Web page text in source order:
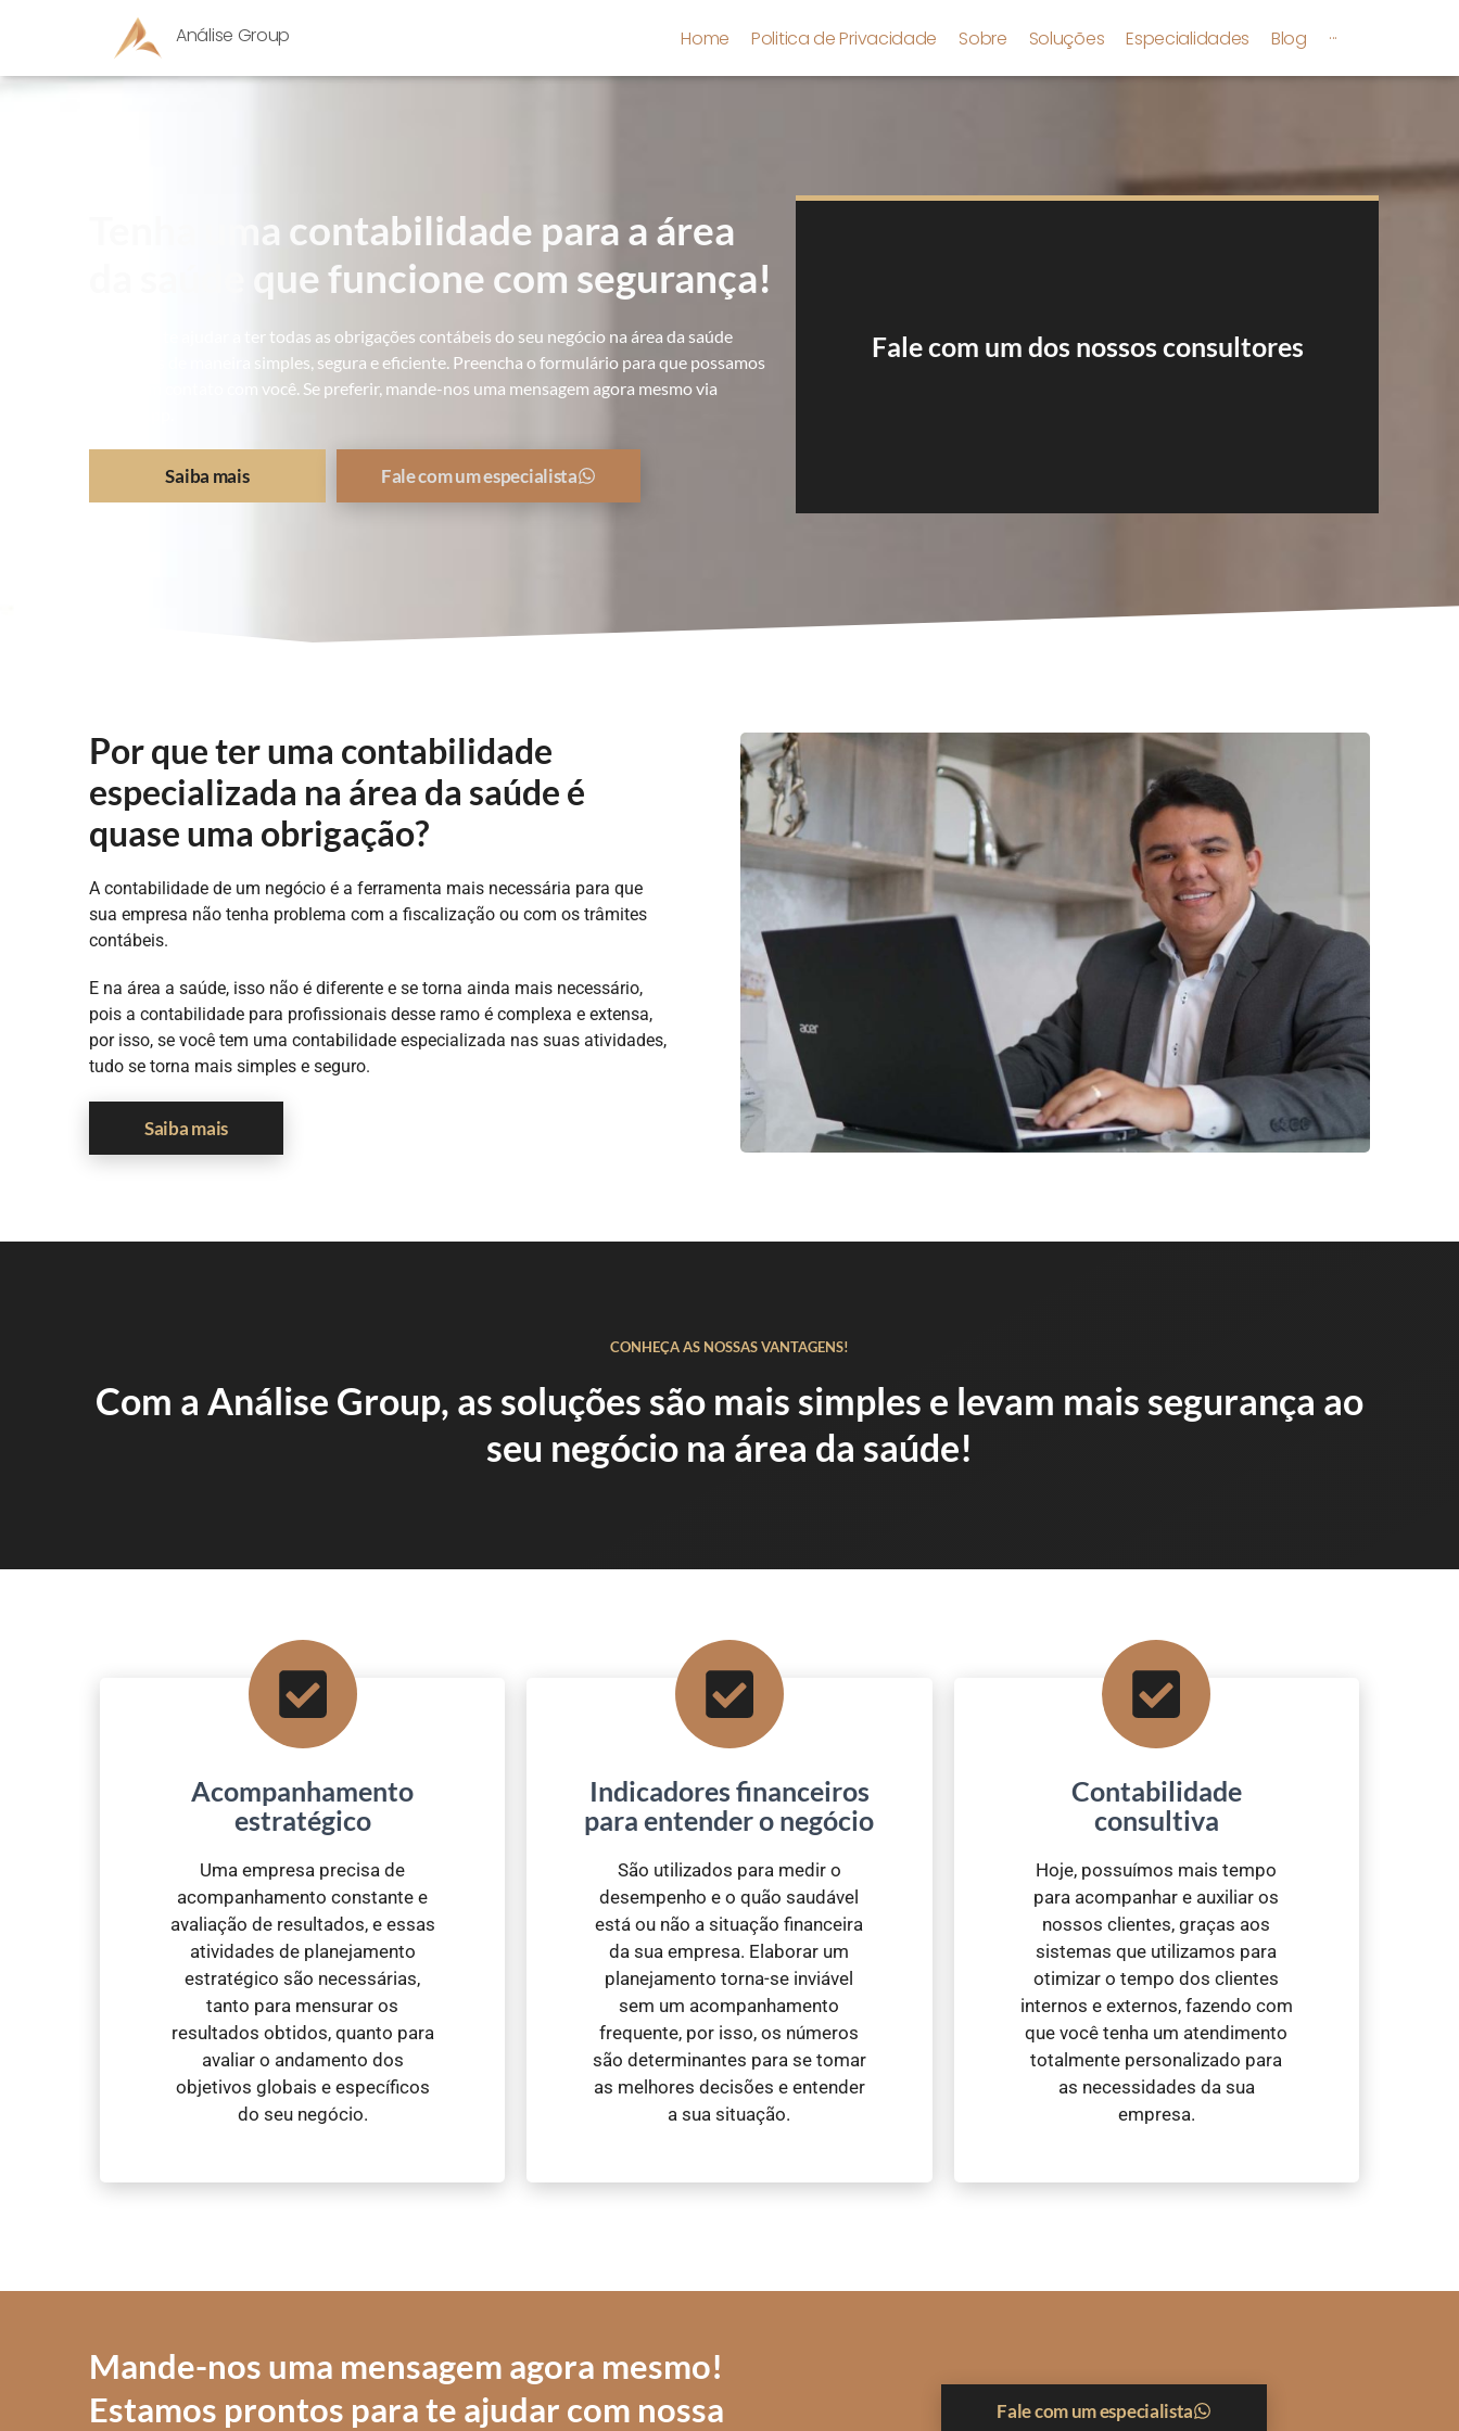
Análise Group Home Politica de Privacidade Sobre Soluções Especialidades Blog ···
Tenha uma contabilidade para a área
da saúde que funcione com segurança!
Podemos te ajudar a ter todas as obrigações contábeis do seu negócio na área da saúde
resolvidas de maneira simples, segura e eficiente. Preencha o formulário para que possamos
entrar em contato com você. Se preferir, mande-nos uma mensagem agora mesmo via
Saiba mais Fale com um especialista
Fale com um dos nossos consultores
Por que ter uma contabilidade
especializada na área da saúde é
quase uma obrigação?
A contabilidade de um negócio é a ferramenta mais necessária para que
sua empresa não tenha problema com a fiscalização ou com os trâmites
contábeis.
E na área a saúde, isso não é diferente e se torna ainda mais necessário,
pois a contabilidade para profissionais desse ramo é complexa e extensa,
por isso, se você tem uma contabilidade especializada nas suas atividades,
tudo se torna mais simples e seguro.
Saiba mais
CONHEÇA AS NOSSAS VANTAGENS!
Com a Análise Group, as soluções são mais simples e levam mais segurança ao
seu negócio na área da saúde!
Acompanhamento
estratégico
Uma empresa precisa de
acompanhamento constante e
avaliação de resultados, e essas
atividades de planejamento
estratégico são necessárias,
tanto para mensurar os
resultados obtidos, quanto para
avaliar o andamento dos
objetivos globais e específicos
do seu negócio.
Indicadores financeiros
para entender o negócio
São utilizados para medir o
desempenho e o quão saudável
está ou não a situação financeira
da sua empresa. Elaborar um
planejamento torna-se inviável
sem um acompanhamento
frequente, por isso, os números
são determinantes para se tomar
as melhores decisões e entender
a sua situação.
Contabilidade
consultiva
Hoje, possuímos mais tempo
para acompanhar e auxiliar os
nossos clientes, graças aos
sistemas que utilizamos para
otimizar o tempo dos clientes
internos e externos, fazendo com
que você tenha um atendimento
totalmente personalizado para
as necessidades da sua
empresa.
Mande-nos uma mensagem agora mesmo!
Estamos prontos para te ajudar com nossa
Fale com um especialista